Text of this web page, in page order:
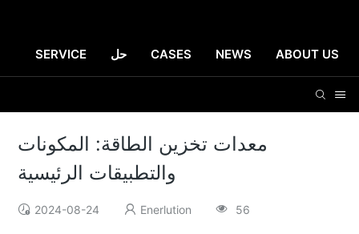
SERVICE حل CASES NEWS ABOUT US
معدات تخزين الطاقة: المكونات
والتطبيقات الرئيسية
2024-08-24 Enerlution 56